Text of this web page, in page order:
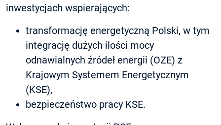
inwestycjach wspierających:
transformację energetyczną Polski, w tym
integrację dużych ilości mocy
odnawialnych źródeł energii (OZE) z
Krajowym Systemem Energetycznym
(KSE),
bezpieczeństwo pracy KSE.